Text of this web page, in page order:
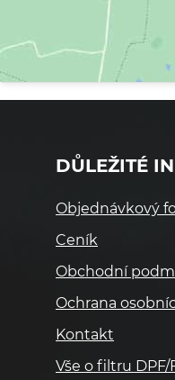
DŮLEŽITÉ
Objednávkový
Ceník
Obchodní
Ochrana
Kontakt
Vše o filtru DPF/